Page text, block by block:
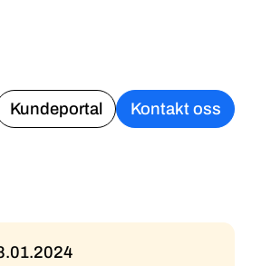
Kundeportal Kontakt oss
.01.2024